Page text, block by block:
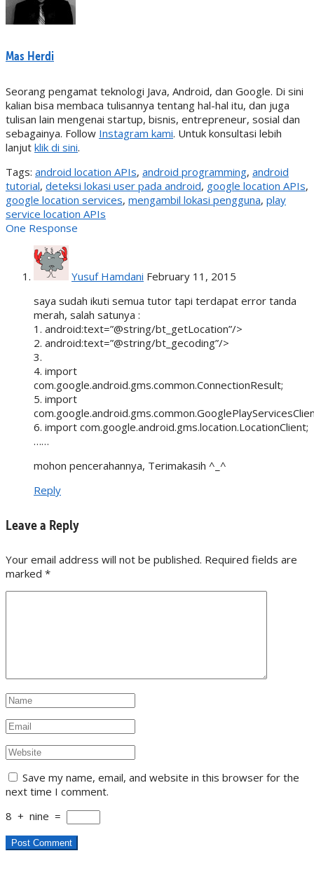
Mas Herdi
Seorang pengamat teknologi Java, Android, dan Google. Di sini
kalian bisa membaca tulisannya tentang hal-hal itu, dan juga
tulisan lain mengenai startup, bisnis, entrepreneur, sosial dan
sebagainya. Follow Instagram kami. Untuk konsultasi lebih
lanjut klik di sini.
Tags: android location APIs, android programming, android
tutorial, deteksi lokasi user pada android, google location APIs,
google location services, mengambil lokasi pengguna, play
service location APIs
One Response
Yusuf Hamdani February 11, 2015
saya sudah ikuti semua tutor tapi terdapat error tanda
merah, salah satunya :
1. android:text=”@string/bt_getLocation”/>
2. android:text=”@string/bt_gecoding”/>
3.
4. import
com.google.android.gms.common.ConnectionResult;
5. import
6. import com.google.android.gms.location.LocationClient;
……
mohon pencerahannya, Terimakasih ^_^
Reply
Leave a Reply
Your email address will not be published. Required fields are
marked *
Save my name, email, and website in this browser for the
next time I comment.
8 + nine =